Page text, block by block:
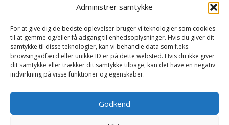
Administrer samtykke
For at give dig de bedste oplevelser bruger vi teknologier som cookies
til at gemme og/eller få adgang til enhedsoplysninger. Hvis du giver dit
samtykke til disse teknologier, kan vi behandle data som f.eks.
browsingadfærd eller unikke ID'er på dette websted. Hvis du ikke giver
dit samtykke eller trækker dit samtykke tilbage, kan det have en negativ
indvirkning på visse funktioner og egenskaber.
Godkend
Malaco Stjerner Lakrids - 92 gram
Pringles Hot & Spicy - 165 gram
751 Views40 kr.
Fini Krudttønder Tyggegummi